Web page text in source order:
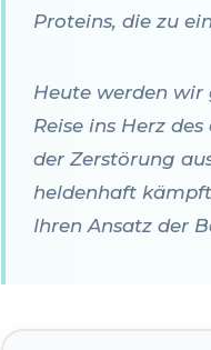
Proteins, die zu
Heute werden wir
Reise ins Herz
der Zerstörung
heldenhaft
Ihren Ansatz der